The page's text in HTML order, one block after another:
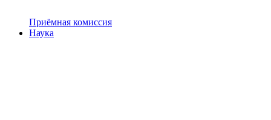
Приёмная комиссия
Наука